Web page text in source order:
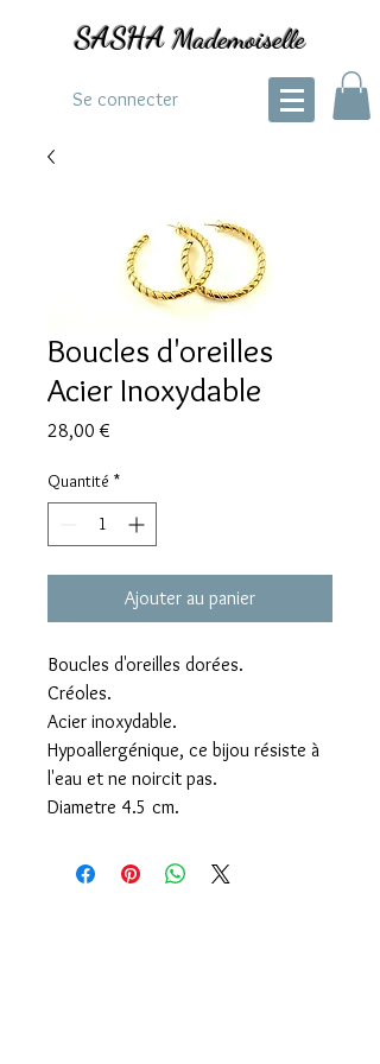
SASHA Mademoiselle
Se connecter
Boucles d'oreilles
Acier Inoxydable
28,00 €
Quantité *
Ajouter au panier
Boucles d'oreilles dorées.
Créoles.
Acier inoxydable.
Hypoallergénique, ce bijou résiste à
l'eau et ne noircit pas.
Diametre 4.5 cm.